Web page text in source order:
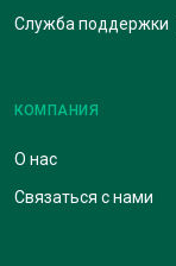
Служба поддержки
КОМПАНИЯ
О нас
Связаться с нами